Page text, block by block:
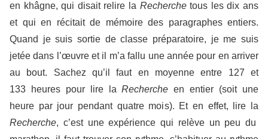
en khâgne, qui disait relire la Recherchetous les dix ans
et qui en récitait de mémoire des paragraphes entiers.
Quand je suis sortie de classe préparatoire, je me suis
jetée dans l’œuvre et il m’a fallu une année pour en arriver
au bout. Sachez qu’il faut en moyenne entre 127 et
133 heures pour lire la Recherche en entier (soit une
heure par jour pendant quatre mois). Et en effet, lire la
Recherche, c’est une expérience qui relève un peu du